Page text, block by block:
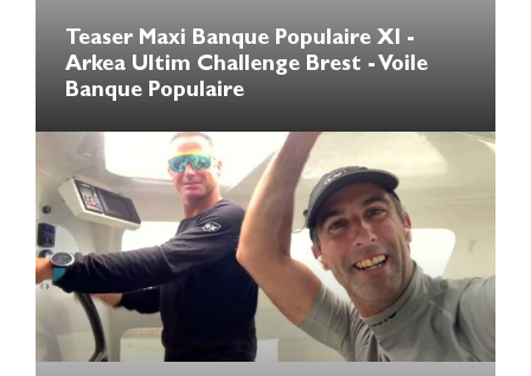
Teaser Maxi Banque Populaire XI -
Arkea Ultim Challenge Brest - Voile
Banque Populaire